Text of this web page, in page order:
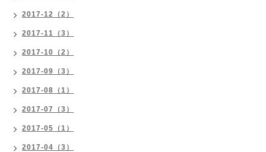
2017-12（2）
2017-11（3）
2017-10（2）
2017-09（3）
2017-08（1）
2017-07（3）
2017-05（1）
2017-04（3）